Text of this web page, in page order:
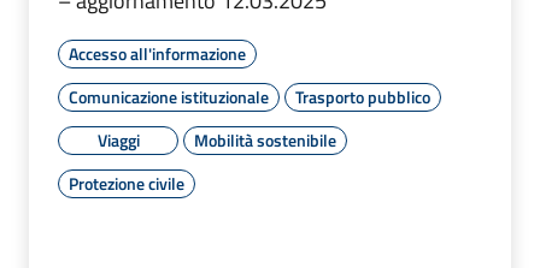
Accesso all'informazione
Comunicazione istituzionale
Trasporto pubblico
Viaggi
Mobilità sostenibile
Protezione civile